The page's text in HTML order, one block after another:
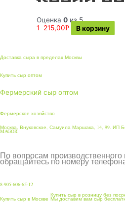
Оценка 0из 5
1 215,00Р В корзину
Доставка сыра в пределах Москвы
Купить сыр оптом
Фермерский сыр оптом
Фермерское хозяйство
Москва, Внуковское, Самуила Маршака, 14, 99. ИП
MAGOR
По вопросам производственного
обращайтесь по номеру
8-905-606-65-12
Купить сыр в Москве
Купить сыр в розницу без
Мы доставим вам сыр